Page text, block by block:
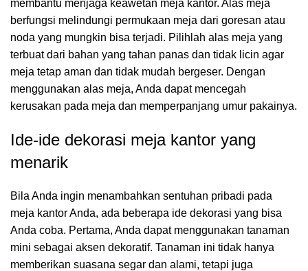
membantu menjaga keawetan meja kantor. Alas meja
berfungsi melindungi permukaan meja dari goresan atau
noda yang mungkin bisa terjadi. Pilihlah alas meja yang
terbuat dari bahan yang tahan panas dan tidak licin agar
meja tetap aman dan tidak mudah bergeser. Dengan
menggunakan alas meja, Anda dapat mencegah
kerusakan pada meja dan memperpanjang umur pakainya.
Ide-ide dekorasi meja kantor yang
menarik
Bila Anda ingin menambahkan sentuhan pribadi pada
meja kantor Anda, ada beberapa ide dekorasi yang bisa
Anda coba. Pertama, Anda dapat menggunakan tanaman
mini sebagai aksen dekoratif. Tanaman ini tidak hanya
memberikan suasana segar dan alami, tetapi juga